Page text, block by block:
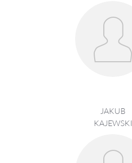
JAKUB
KAJEWSKI